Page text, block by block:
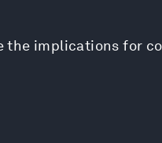
the implications for